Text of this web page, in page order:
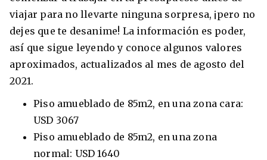
viajar para no llevarte ninguna sorpresa, ¡pero no
dejes que te desanime! La información es poder,
así que sigue leyendo y conoce algunos valores
aproximados, actualizados al mes de agosto del
2021.
Piso amueblado de 85m2, en una zona cara:
USD 3067
Piso amueblado de 85m2, en una zona
normal: USD 1640